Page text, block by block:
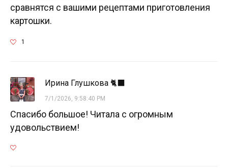
сравнятся с вашими рецептами приготовления
картошки.
1
Ирина Глушкова 🐈‍⬛
7/1/2026, 9:58:40 PM
Спасибо большое! Читала с огромным
удовольствием!